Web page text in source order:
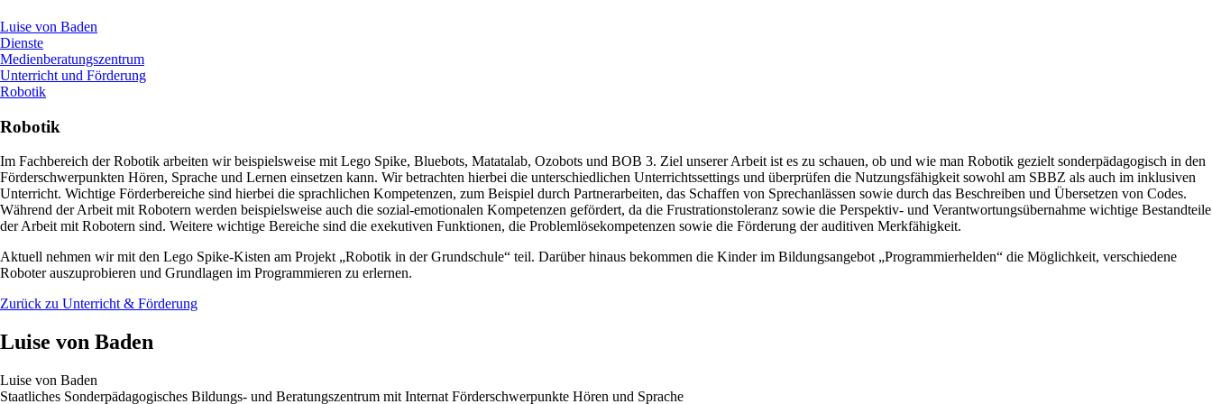
Luise von Baden
Dienste
Medienberatungszentrum
Unterricht und Förderung
Robotik
Robotik
Im Fachbereich der Robotik arbeiten wir beispielsweise mit Lego Spike, Bluebots, Matatalab, Ozobots und BOB 3. Ziel unserer Arbeit ist es zu schauen, ob und wie man Robotik gezielt sonderpädagogisch in den
Förderschwerpunkten Hören, Sprache und Lernen einsetzen kann. Wir betrachten hierbei die unterschiedlichen Unterrichtssettings und überprüfen die Nutzungsfähigkeit sowohl am SBBZ als auch im inklusiven
Unterricht. Wichtige Förderbereiche sind hierbei die sprachlichen Kompetenzen, zum Beispiel durch Partnerarbeiten, das Schaffen von Sprechanlässen sowie durch das Beschreiben und Übersetzen von Codes.
Während der Arbeit mit Robotern werden beispielsweise auch die sozial-emotionalen Kompetenzen gefördert, da die Frustrationstoleranz sowie die Perspektiv- und Verantwortungsübernahme wichtige Bestandteile
der Arbeit mit Robotern sind. Weitere wichtige Bereiche sind die exekutiven Funktionen, die Problemlösekompetenzen sowie die Förderung der auditiven Merkfähigkeit.
Aktuell nehmen wir mit den Lego Spike-Kisten am Projekt „Robotik in der Grundschule“ teil. Darüber hinaus bekommen die Kinder im Bildungsangebot „Programmierhelden“ die Möglichkeit, verschiedene
Roboter auszuprobieren und Grundlagen im Programmieren zu erlernen.
Zurück zu Unterricht & Förderung
Luise von Baden
Luise von Baden
Staatliches Sonderpädagogisches Bildungs- und Beratungszentrum mit Internat Förderschwerpunkte Hören und Sprache